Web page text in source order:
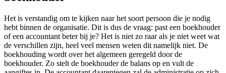
Het is verstandig om te kijken naar het soort persoon die je nodig
hebt binnen de organisatie. Dit is dus de vraag: past een boekhouder
of een accountant beter bij je? Het is niet zo raar als je niet weet wat
de verschillen zijn, heel veel mensen weten dit namelijk niet. De
boekhouding wordt over het algemeen geregeld door de
boekhouder. Zo stelt de boekhouder de balans op en vult de